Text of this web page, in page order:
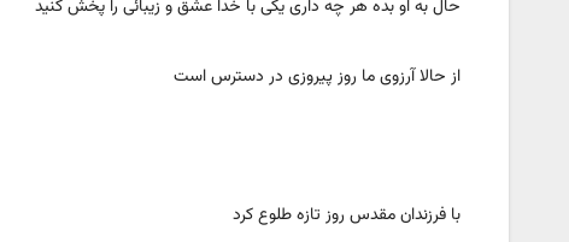
حال به او بده هر چه داری یکی با خدا عشق و زیبائی را پخش کنید
از حالا آرزوی ما روز پیروزی در دسترس است
با فرزندان مقدس روز تازه طلوع کرد